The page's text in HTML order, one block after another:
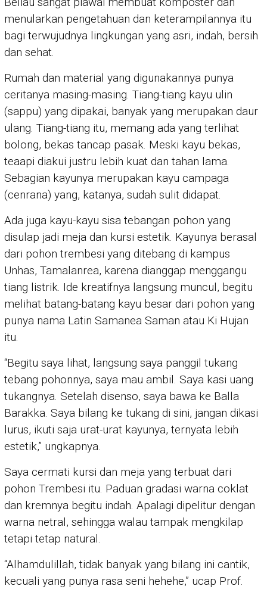
menularkan pengetahuan dan keterampilannya itu
bagi terwujudnya lingkungan yang asri, indah, bersih
dan sehat.
Rumah dan material yang digunakannya punya
ceritanya masing-masing. Tiang-tiang kayu ulin
(sappu) yang dipakai, banyak yang merupakan daur
ulang. Tiang-tiang itu, memang ada yang terlihat
bolong, bekas tancap pasak. Meski kayu bekas,
teaapi diakui justru lebih kuat dan tahan lama.
Sebagian kayunya merupakan kayu campaga
(cenrana) yang, katanya, sudah sulit didapat.
Ada juga kayu-kayu sisa tebangan pohon yang
disulap jadi meja dan kursi estetik. Kayunya berasal
dari pohon trembesi yang ditebang di kampus
Unhas, Tamalanrea, karena dianggap menggangu
tiang listrik. Ide kreatifnya langsung muncul, begitu
melihat batang-batang kayu besar dari pohon yang
punya nama Latin Samanea Saman atau Ki Hujan
itu.
“Begitu saya lihat, langsung saya panggil tukang
tebang pohonnya, saya mau ambil. Saya kasi uang
tukangnya. Setelah disenso, saya bawa ke Balla
Barakka. Saya bilang ke tukang di sini, jangan dikasi
lurus, ikuti saja urat-urat kayunya, ternyata lebih
estetik,” ungkapnya.
Saya cermati kursi dan meja yang terbuat dari
pohon Trembesi itu. Paduan gradasi warna coklat
dan kremnya begitu indah. Apalagi dipelitur dengan
warna netral, sehingga walau tampak mengkilap
tetapi tetap natural.
“Alhamdulillah, tidak banyak yang bilang ini cantik,
kecuali yang punya rasa seni hehehe,” ucap Prof.